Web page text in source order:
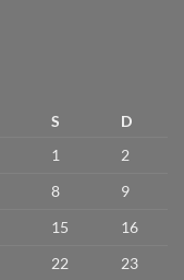
S
D
1
2
8
9
15
16
22
23